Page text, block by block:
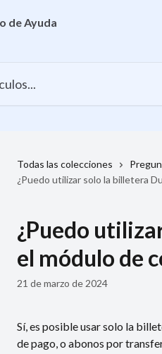
Todas las colecciones
¿Puedo utilizar solo la billetera
¿Puedo
el módulo de
21 de marzo de 2024
Sí, es posible usar solo la
de pago, o abonos por